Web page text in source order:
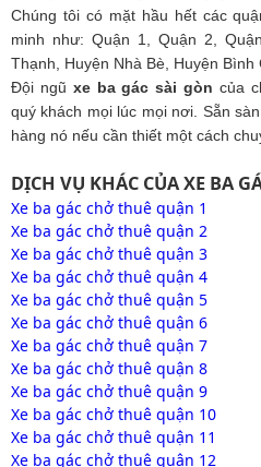
Chúng tôi có mặt hầu hết các
minh như: Quận 1, Quận 2,
Thạnh, Huyện Nhà Bè, Huyện Bình
Đội ngũ xe ba gác sài gòn của
quý khách mọi lúc mọi nơi. Sẵn
hàng nó nếu cần thiết một cách
DỊCH VỤ KHÁC CỦA XE BA
Xe ba gác chở thuê quận 1
Xe ba gác chở thuê quận 2
Xe ba gác chở thuê quận 3
Xe ba gác chở thuê quận 4
Xe ba gác chở thuê quận 5
Xe ba gác chở thuê quận 6
Xe ba gác chở thuê quận 7
Xe ba gác chở thuê quận 8
Xe ba gác chở thuê quận 9
Xe ba gác chở thuê quận 10
Xe ba gác chở thuê quận 11
Xe ba gác chở thuê quận 12